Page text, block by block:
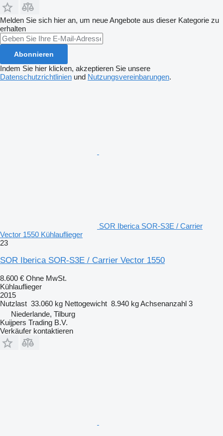
Melden Sie sich hier an, um neue Angebote aus dieser Kategorie zu
erhalten
Abonnieren
Indem Sie hier klicken, akzeptieren Sie unsere
Datenschutzrichtlinien und Nutzungsvereinbarungen.
SOR Iberica SOR-S3E / Carrier
Vector 1550 Kühlauflieger
23
SOR Iberica SOR-S3E / Carrier Vector 1550
8.600 € Ohne MwSt.
Kühlauflieger
2015
Nutzlast 33.060 kg Nettogewicht 8.940 kgAchsenanzahl 3
Niederlande, Tilburg
Kuijpers Trading B.V.
Verkäufer kontaktieren